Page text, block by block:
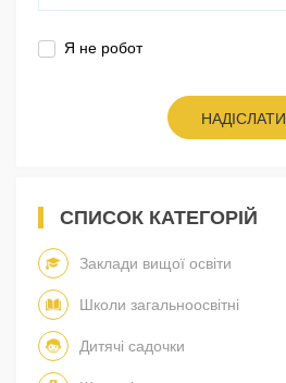
Я не робот
НАДІСЛАТИ
СПИСОК КАТЕГОРІЙ
Заклади вищої освіти
Школи загальноосвітні
Дитячі садочки